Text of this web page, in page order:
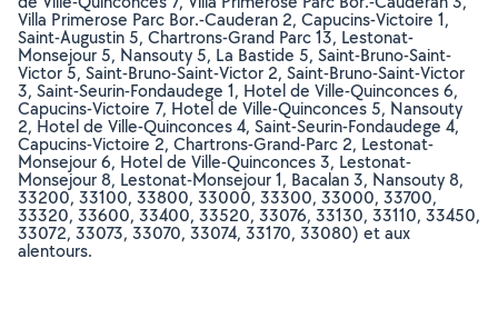
Villa Primerose Parc Bor.-Cauderan 2, Capucins-Victoire 1,
Saint-Augustin 5, Chartrons-Grand Parc 13, Lestonat-
Monsejour 5, Nansouty 5, La Bastide 5, Saint-Bruno-Saint-
Victor 5, Saint-Bruno-Saint-Victor 2, Saint-Bruno-Saint-Victor
3, Saint-Seurin-Fondaudege 1, Hotel de Ville-Quinconces 6,
Capucins-Victoire 7, Hotel de Ville-Quinconces 5, Nansouty
2, Hotel de Ville-Quinconces 4, Saint-Seurin-Fondaudege 4,
Capucins-Victoire 2, Chartrons-Grand-Parc 2, Lestonat-
Monsejour 6, Hotel de Ville-Quinconces 3, Lestonat-
Monsejour 8, Lestonat-Monsejour 1, Bacalan 3, Nansouty 8,
33200, 33100, 33800, 33000, 33300, 33000, 33700,
33320, 33600, 33400, 33520, 33076, 33130, 33110, 33450,
33072, 33073, 33070, 33074, 33170, 33080) et aux
alentours.